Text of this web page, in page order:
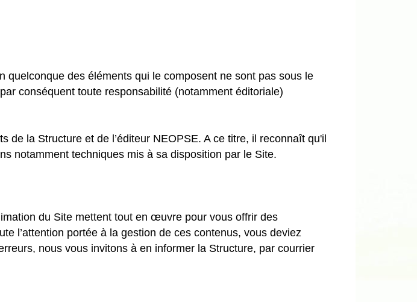
des éléments qui le composent ne sont pas sous le
conséquent toute responsabilité (notamment éditoriale)
de la Structure et de l’éditeur NEOPSE. A ce titre, il reconnaît qu'il
notamment techniques mis à sa disposition par le Site.
du Site mettent tout en œuvre pour vous offrir des
l’attention portée à la gestion de ces contenus, vous deviez
nous vous invitons à en informer la Structure, par courrier